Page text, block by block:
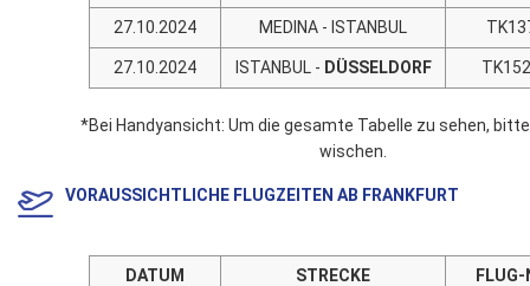
27.10.2024 MEDINA - ISTANBUL
27.10.2024 ISTANBUL - DÜSSELDORF
*Bei Handyansicht: Um die gesamte Tabelle zu sehen,
wischen.
VORAUSSICHTLICHE FLUGZEITEN AB FRANKFURT
DATUM STRECKE FLUG-